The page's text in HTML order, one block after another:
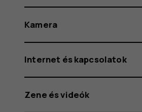
Kamera
Internet és kapcsolatok
Zene és videók